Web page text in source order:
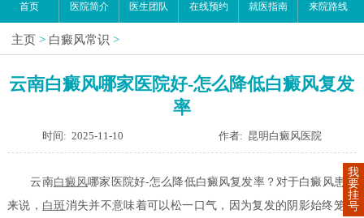
首页 医院简介 医生团队 在线预约 就医指南 来院路线
主页 > 白癜风常识 >
云南白癜风哪家医院好-怎么降低白癜风复发
率
时间: 2025-11-10 作者: 昆明白癜风医院
云南白癜风哪家医院好-怎么降低白癜风复发率？对于白癜风患者
来说， 白斑消失并不意味着可以松一口气，因为复发的阴影始终笼罩
我
要
挂
号